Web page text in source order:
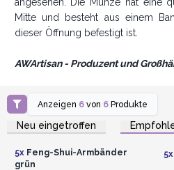
angesehen. Die Münze hat eine
Mitte und besteht aus einem
dieser Öffnung befestigt ist.
AWArtisan - Produzent und
Anzeigen 6 von 6 Produkte
Neu eingetroffen
Anmelden oder
Registrieren für
Großhandelspreise
5xFeng-Shui-Armbänder
grün
5x